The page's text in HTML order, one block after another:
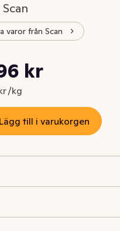
varor från Scan
pris är: 44,96 kr
kr
/kg
149,87 kr /kg
Lägg till i varukorgen